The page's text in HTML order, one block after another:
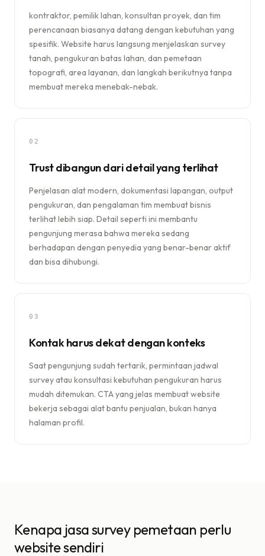
kontraktor, pemilik lahan, konsultan proyek, dan tim
perencanaan biasanya datang dengan kebutuhan yang
spesifik. Website harus langsung menjelaskan survey
tanah, pengukuran batas lahan, dan pemetaan
topografi, area layanan, dan langkah berikutnya tanpa
membuat mereka menebak-nebak.
02
Trust dibangun dari detail yang terlihat
Penjelasan alat modern, dokumentasi lapangan, output
pengukuran, dan pengalaman tim membuat bisnis
terlihat lebih siap. Detail seperti ini membantu
pengunjung merasa bahwa mereka sedang
berhadapan dengan penyedia yang benar-benar aktif
dan bisa dihubungi.
03
Kontak harus dekat dengan konteks
Saat pengunjung sudah tertarik, permintaan jadwal
survey atau konsultasi kebutuhan pengukuran harus
mudah ditemukan. CTA yang jelas membuat website
bekerja sebagai alat bantu penjualan, bukan hanya
halaman profil.
Kenapa jasa survey pemetaan perlu
website sendiri